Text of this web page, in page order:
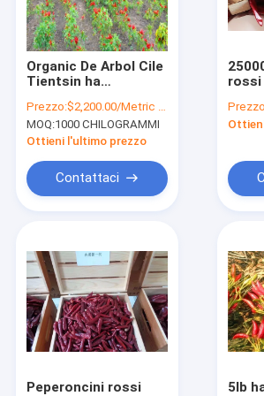
Circa noi
Giro della fabbrica
Contatto Stati Uniti
Notizie
Richieda una citazione
Peperoncini rossi secchi
Peperoncino rosso secco di Guajillo
Organic De Arbol Cile
Tientsin ha
piccanti 50000 SHU
Super Hot
Prezzo:$2,200.00/Metric Tons
MOQ:1000 CHILOGRAMMI
Ottieni l'ultimo prezzo
Contattaci
rossi
Peperoncini rossi
5lb